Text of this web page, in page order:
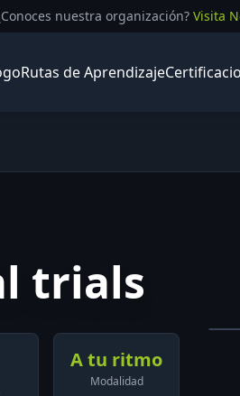
nuestra organización? Visita
Rutas de Aprendizaje
trials
A tu ritmo
Modalidad